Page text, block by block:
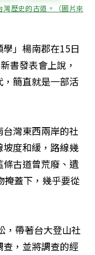
歷史的古道。（圖片來
學」楊南郡在15日
書發表會上說，
簡直就是一部活
灣東西兩岸的社
度和緩，路線幾
古道曾荒廢、遺
掩蓋下，幾乎要從
，帶著台大登山社
，並將調查的經